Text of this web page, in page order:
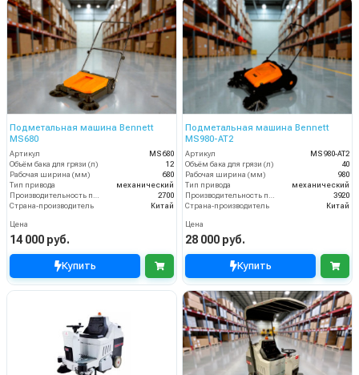
Подметальная машина Bennett
MS680
Артикул
MS680
Объём бака для грязи (л)
12
Рабочая ширина (мм)
680
Тип привода
механический
2700
Страна-производитель
Китай
Цена
14 000 руб.
Купить
Подметальная машина Bennett
MS980-AT2
Артикул
MS980-AT2
Объём бака для грязи (л)
40
Рабочая ширина (мм)
980
Тип привода
механический
3920
Страна-производитель
Китай
Цена
28 000 руб.
Купить